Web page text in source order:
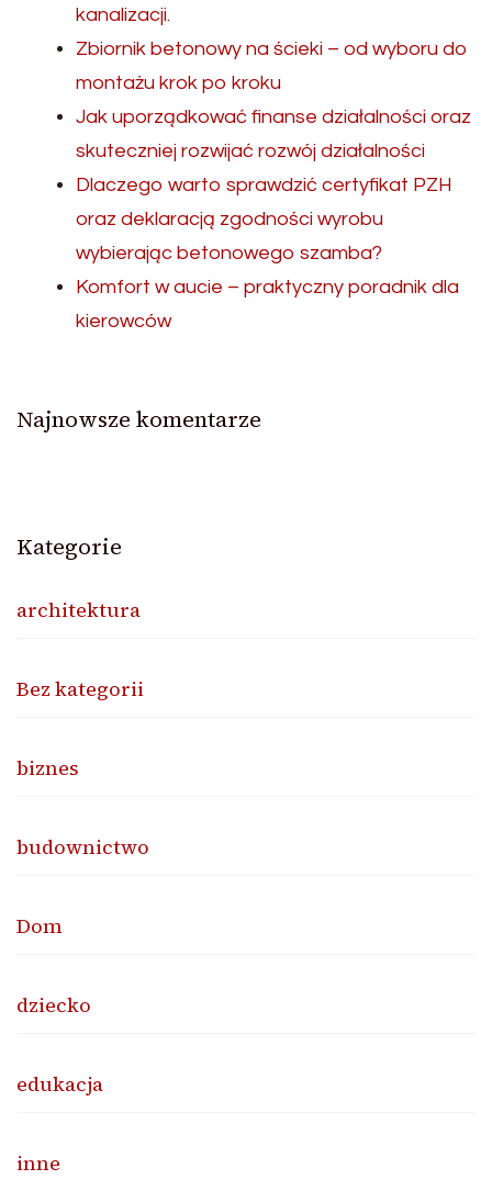
kanalizacji.
Zbiornik betonowy na ścieki – od wyboru do
montażu krok po kroku
Jak uporządkować finanse działalności oraz
skuteczniej rozwijać rozwój działalności
Dlaczego warto sprawdzić certyfikat PZH
oraz deklaracją zgodności wyrobu
wybierając betonowego szamba?
Komfort w aucie – praktyczny poradnik dla
kierowców
Najnowsze komentarze
Kategorie
architektura
Bez kategorii
biznes
budownictwo
Dom
dziecko
edukacja
inne